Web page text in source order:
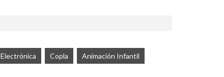
Electrónica Copla Animación Infantil